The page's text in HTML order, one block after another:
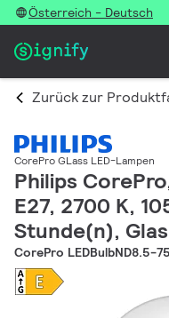
Österreich - Deutsch
Zurück zur
CorePro GLass LED-Lampen
Philips
E27, 2700 K,
Stunde(n), Glas
CorePro LEDBulbND8.5-